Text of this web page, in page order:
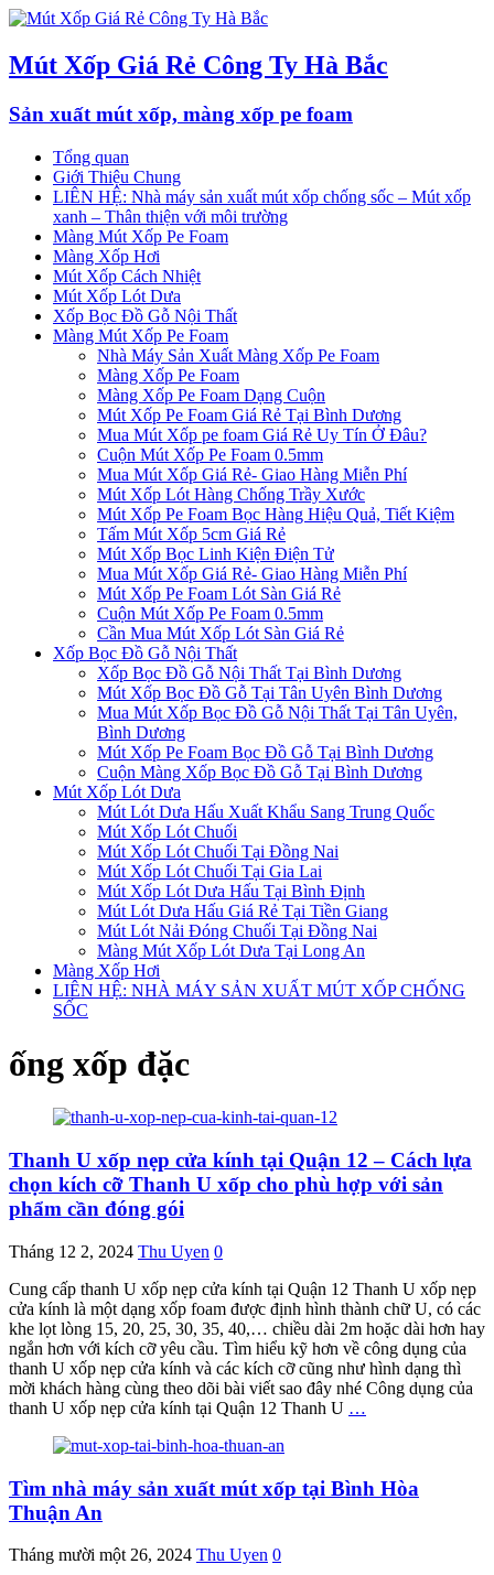
Mút Xốp Giá Rẻ Công Ty Hà Bắc
Sản xuất mút xốp, màng xốp pe foam
Tổng quan
Giới Thiệu Chung
LIÊN HỆ: Nhà máy sản xuất mút xốp chống sốc – Mút xốp
xanh – Thân thiện với môi trường
Màng Mút Xốp Pe Foam
Màng Xốp Hơi
Mút Xốp Cách Nhiệt
Mút Xốp Lót Dưa
Xốp Bọc Đồ Gỗ Nội Thất
Màng Mút Xốp Pe Foam
Nhà Máy Sản Xuất Màng Xốp Pe Foam
Màng Xốp Pe Foam
Màng Xốp Pe Foam Dạng Cuộn
Mút Xốp Pe Foam Giá Rẻ Tại Bình Dương
Mua Mút Xốp pe foam Giá Rẻ Uy Tín Ở Đâu?
Cuộn Mút Xốp Pe Foam 0.5mm
Mua Mút Xốp Giá Rẻ- Giao Hàng Miễn Phí
Mút Xốp Lót Hàng Chống Trầy Xước
Mút Xốp Pe Foam Bọc Hàng Hiệu Quả, Tiết Kiệm
Tấm Mút Xốp 5cm Giá Rẻ
Mút Xốp Bọc Linh Kiện Điện Tử
Mua Mút Xốp Giá Rẻ- Giao Hàng Miễn Phí
Mút Xốp Pe Foam Lót Sàn Giá Rẻ
Cuộn Mút Xốp Pe Foam 0.5mm
Cần Mua Mút Xốp Lót Sàn Giá Rẻ
Xốp Bọc Đồ Gỗ Nội Thất
Xốp Bọc Đồ Gỗ Nội Thất Tại Bình Dương
Mút Xốp Bọc Đồ Gỗ Tại Tân Uyên Bình Dương
Mua Mút Xốp Bọc Đồ Gỗ Nội Thất Tại Tân Uyên,
Bình Dương
Mút Xốp Pe Foam Bọc Đồ Gỗ Tại Bình Dương
Cuộn Màng Xốp Bọc Đồ Gỗ Tại Bình Dương
Mút Xốp Lót Dưa
Mút Lót Dưa Hấu Xuất Khẩu Sang Trung Quốc
Mút Xốp Lót Chuối
Mút Xốp Lót Chuối Tại Đồng Nai
Mút Xốp Lót Chuối Tại Gia Lai
Mút Xốp Lót Dưa Hấu Tại Bình Định
Mút Lót Dưa Hấu Giá Rẻ Tại Tiền Giang
Mút Lót Nải Đóng Chuối Tại Đồng Nai
Màng Mút Xốp Lót Dưa Tại Long An
Màng Xốp Hơi
LIÊN HỆ: NHÀ MÁY SẢN XUẤT MÚT XỐP CHỐNG
SỐC
ống xốp đặc
Thanh U xốp nẹp cửa kính tại Quận 12 – Cách lựa
chọn kích cỡ Thanh U xốp cho phù hợp với sản
phẩm cần đóng gói
Tháng 12 2, 2024 Thu Uyen 0
Cung cấp thanh U xốp nẹp cửa kính tại Quận 12 Thanh U xốp nẹp
cửa kính là một dạng xốp foam được định hình thành chữ U, có các
khe lọt lòng 15, 20, 25, 30, 35, 40,… chiều dài 2m hoặc dài hơn hay
ngắn hơn với kích cỡ yêu cầu. Tìm hiểu kỹ hơn về công dụng của
thanh U xốp nẹp cửa kính và các kích cỡ cũng như hình dạng thì
mời khách hàng cùng theo dõi bài viết sao đây nhé Công dụng của
thanh U xốp nẹp cửa kính tại Quận 12 Thanh U …
Tìm nhà máy sản xuất mút xốp tại Bình Hòa
Thuận An
Tháng mười một 26, 2024 Thu Uyen 0